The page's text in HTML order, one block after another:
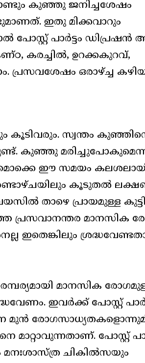
കുഞ്ഞു ജനിച്ചശേഷം
ഇതു മിക്കവാറും
പോസ്റ്റ് പാർട്ടം ഡിപ്രഷൻ
കരച്ചിൽ, ഉറക്കകുറവ്,
പ്രസവശേഷം ഒരാഴ്ച്ച
സ്വന്തം
കുഞ്ഞു
ഈ സമയം
കൂടുതൽ
താഴെ പ്രായമുള്ള
പ്രസവാനന്തര മാനസിക
ഇതെങ്കിലും
മാനസിക
ഇവർക്ക് പോസ്റ്റ്
പോസ്റ്റ്
മനഃശാസ്ത്ര ചികിൽസയും